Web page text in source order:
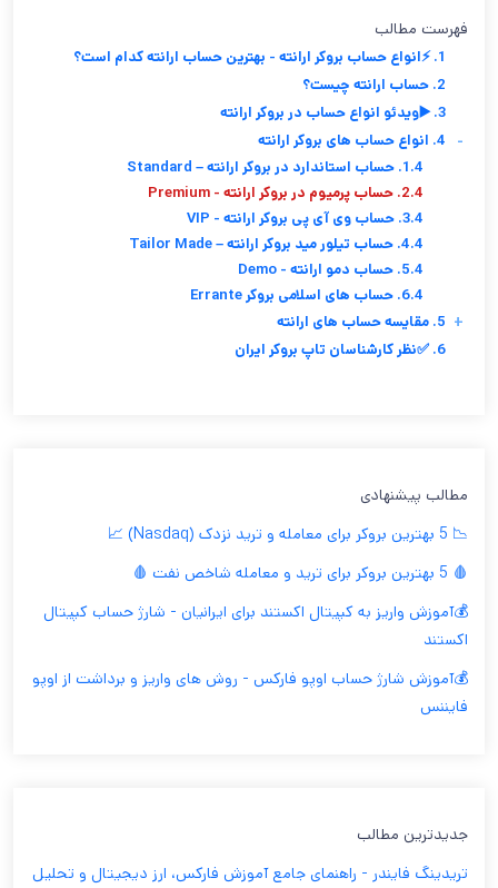
فهرست مطالب
1. ⚡انواع حساب بروکر ارانته - بهترین حساب ارانته کدام است؟
2. حساب ارانته چیست؟
3. ▶️ویدئو انواع حساب در بروکر ارانته
4. انواع حساب های بروکر ارانته
-
1.4. حساب استاندارد در بروکر ارانته – Standard
2.4. حساب پرمیوم در بروکر ارانته - Premium
3.4. حساب وی آی پی بروکر ارانته - VIP
4.4. حساب تیلور مید بروکر ارانته – Tailor Made
5.4. حساب دمو ارانته - Demo
6.4. حساب های اسلامی بروکر Errante
5. مقایسه حساب های ارانته +
6. ✅نظر کارشناسان تاپ بروکر ایران
مطالب پیشنهادی
📉 5 بهترین بروکر برای معامله و ترید نزدک (Nasdaq) 📈
🩸 5 بهترین بروکر برای ترید و معامله شاخص نفت 🩸
💰آموزش واریز به کپیتال اکستند برای ایرانیان - شارژ حساب کپیتال
اکستند
💰آموزش شارژ حساب اوپو فارکس - روش های واریز و برداشت از اوپو
فایننس
جدیدترین مطالب
تریدینگ فایندر - راهنمای جامع آموزش فارکس، ارز دیجیتال و تحلیل